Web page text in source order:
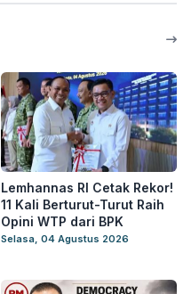
Lemhannas RI Cetak Rekor!
11 Kali Berturut-Turut Raih
Opini WTP dari BPK
Selasa, 04 Agustus 2026